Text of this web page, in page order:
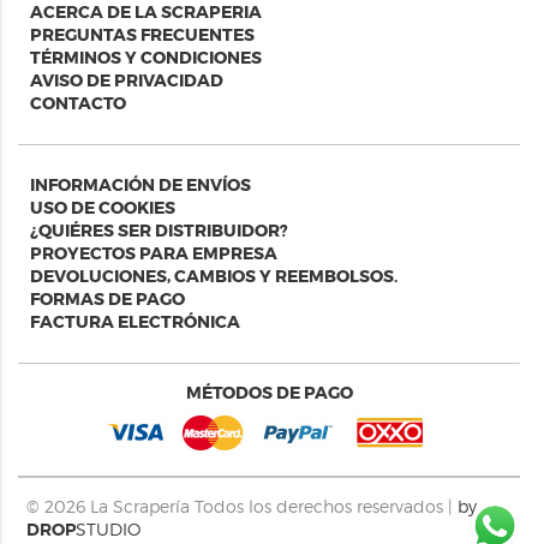
ACERCA DE LA SCRAPERIA
PREGUNTAS FRECUENTES
TÉRMINOS Y CONDICIONES
AVISO DE PRIVACIDAD
CONTACTO
INFORMACIÓN DE ENVÍOS
USO DE COOKIES
¿QUIÉRES SER DISTRIBUIDOR?
PROYECTOS PARA EMPRESA
DEVOLUCIONES, CAMBIOS Y REEMBOLSOS.
FORMAS DE PAGO
FACTURA ELECTRÓNICA
MÉTODOS DE PAGO
© 2026 La Scrapería Todos los derechos reservados | by
DROPSTUDIO